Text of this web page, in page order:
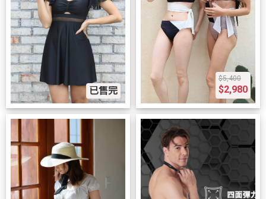
已售完
$5,400
$2,980